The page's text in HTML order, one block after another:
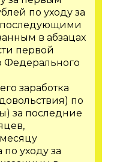
по уходу за
в абзацах
первой
Федерального
заработка
по
за последние
по уходу за